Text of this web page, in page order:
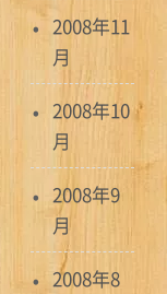
2008年11
月
2008年10
月
2008年9
月
2008年8